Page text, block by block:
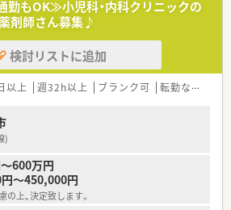
！
会を開催しており、
て組織全体で動いています！
近く、風通しの良い会社です
発表会を開催しており、
うとしているのかを直接聞く機会を設けてい
い幅広い取り組み／
ームと提携し、地域活性化をする仕事をしたり
ルドが沢山あります
勤もOK≫小児科・内科クリニックの
剤師さん募集♪
検討リストに追加
以上 週32h以上 ブランク可 転勤なし
)
600万円
～450,000円
上、決定致します。